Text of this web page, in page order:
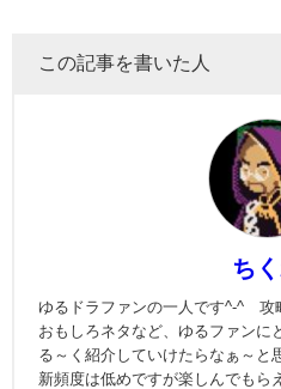
この記事を書いた人
ち
ゆるドラファンの一人です^-^ 攻
おもしろネタなど、ゆるファンに
る～く紹介していけたらなぁ～と
新頻度は低めですが楽しんでもら